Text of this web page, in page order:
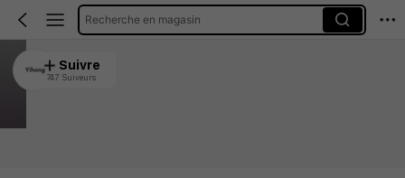
Recherche en magasin
Yihong
4.94
Suivre
747 Suiveurs